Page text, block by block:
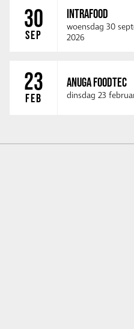
30
SEP
INTRAFOOD
woensdag 30
2026
23
FEB
ANUGA FOODTEC
dinsdag 23